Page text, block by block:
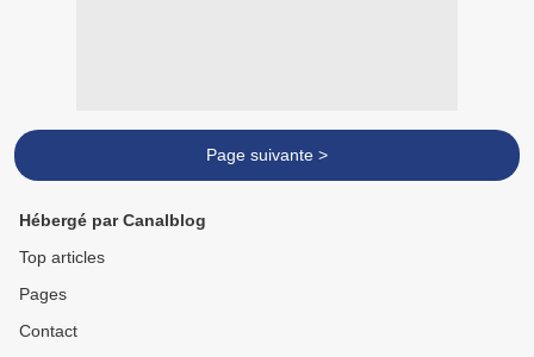
Page suivante >
Hébergé par Canalblog
Top articles
Pages
Contact